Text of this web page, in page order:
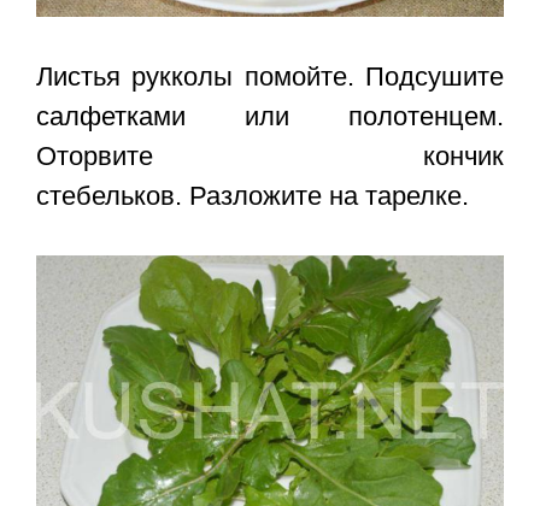
Листья рукколы помойте. Подсушите
салфетками или полотенцем.
Оторвите кончик
стебельков. Разложите на тарелке.